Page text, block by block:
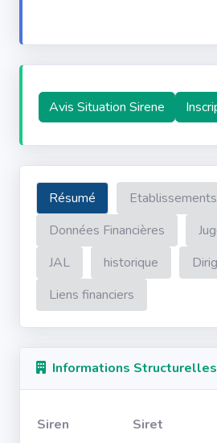
Avis Situation Sirene
Résumé
Etablissements
Données Financières
JAL
historique
Liens financiers
Informations Structurelles
Siren Siret